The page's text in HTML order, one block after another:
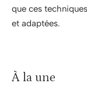
que ces
et adaptées.
À la une